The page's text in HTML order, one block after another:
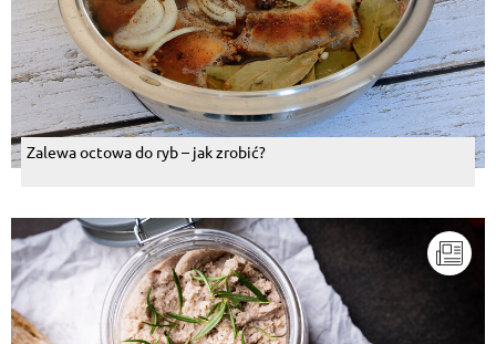
Zalewa octowa do ryb – jak zrobić?